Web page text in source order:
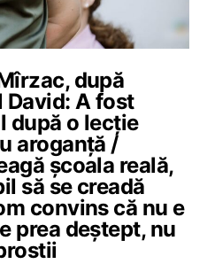
după
David: A fost
după o lecție
aroganță /
școala reală,
să se creadă
convins că nu e
prea deștept, nu